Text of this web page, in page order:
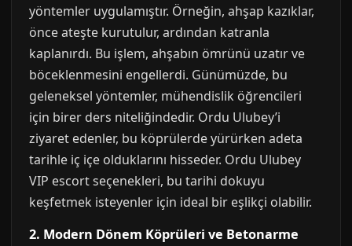
yöntemler uygulamıştır. Örneğin, ahşap kazıklar,
önce ateşte kurutulur, ardından katranla
kaplanırdı. Bu işlem, ahşabın ömrünü uzatır ve
böceklenmesini engellerdi. Günümüzde, bu
geleneksel yöntemler, mühendislik öğrencileri
için birer ders niteliğindedir. Ordu Ulubey’i
ziyaret edenler, bu köprülerde yürürken adeta
tarihle iç içe olduklarını hisseder. Ordu Ulubey
VIP escort seçenekleri, bu tarihi dokuyu
keşfetmek isteyenler için ideal bir eşlikçi olabilir.
2. Modern Dönem Köprüleri ve Betonarme